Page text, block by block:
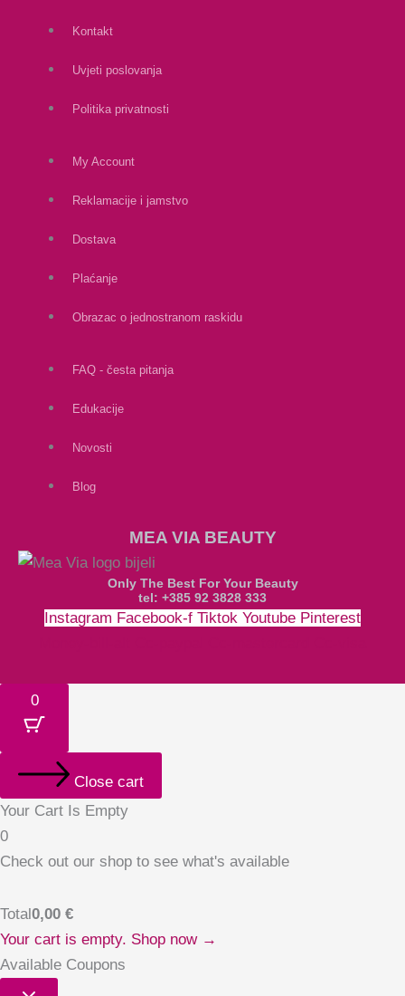
Kontakt
Uvjeti poslovanja
Politika privatnosti
My Account
Reklamacije i jamstvo
Dostava
Plaćanje
Obrazac o jednostranom raskidu
FAQ - česta pitanja
Edukacije
Novosti
Blog
MEA VIA BEAUTY
Only The Best For Your Beauty
tel: +385 92 3828 333
Instagram Facebook-f Tiktok Youtube Pinterest
0
Close cart
Your Cart Is Empty
0
Check out our shop to see what's available
Total0,00 €
Your cart is empty. Shop now →
Available Coupons